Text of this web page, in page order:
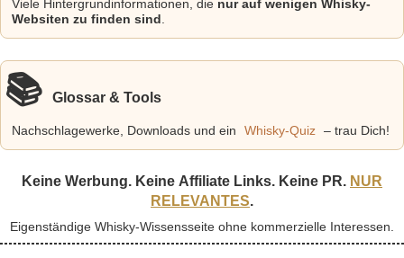
Viele Hintergrundinformationen, die nur auf wenigen Whisky-
Websiten zu finden sind
📚 Glossar & Tools
Nachschlagewerke, Downloads und ein Whisky-Quiz – trau Dich!
Keine Werbung. Keine Affiliate Links. Keine PR. NUR
RELEVANTES.
Eigenständige Whisky-Wissensseite ohne kommerzielle Interessen.